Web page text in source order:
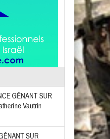
GÊNANT SUR
Vautrin
SUR